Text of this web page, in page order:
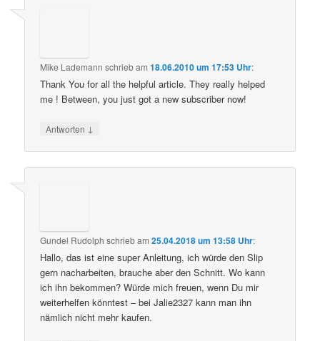
Mike Lademann schriebam18.06.2010 um 17:53 Uhr:
Thank You for all the helpful article. They really helped
me ! Between, you just got a new subscriber now!
Antworten ↓
Gundel Rudolph schriebam25.04.2018 um 13:58 Uhr:
Hallo, das ist eine super Anleitung, ich würde den Slip
gern nacharbeiten, brauche aber den Schnitt. Wo kann
ich ihn bekommen? Würde mich freuen, wenn Du mir
weiterhelfen könntest – bei Jalie2327 kann man ihn
nämlich nicht mehr kaufen.